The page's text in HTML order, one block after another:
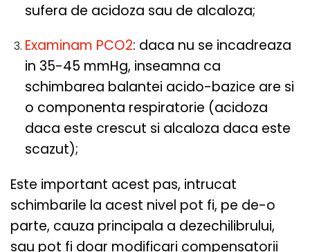
sufera de acidoza sau de alcaloza;
Examinam PCO2: daca nu se incadreaza
in 35-45 mmHg, inseamna ca
schimbarea balantei acido-bazice are si
o componenta respiratorie (acidoza
daca este crescut si alcaloza daca este
scazut);
Este important acest pas, intrucat
schimbarile la acest nivel pot fi, pe de-o
parte, cauza principala a dezechilibrului,
sau pot fi doar modificari compensatorii